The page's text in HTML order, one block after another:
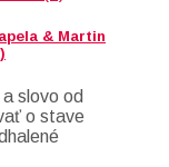
& Martin
slovo od
o stave